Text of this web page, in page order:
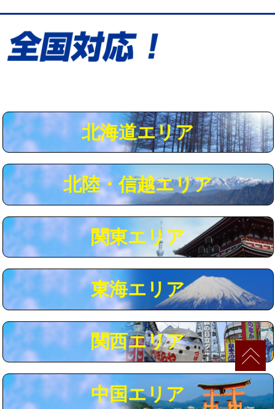
給水管工事※（土の掘削・埋め戻し作
業)
用（追加）/3ｍ超え)
給水管工事※（ライニング鋼管・銅
44,000円
給水管工事※（ライニング鋼管・銅
管・ポリ管・HT管使用/3ｍ超え)
+8,800円
マス交換（土の掘削・埋め戻し作業） 11,000円~
マス交換（深さ50㎝未満） 55,000円
マス交換（深さ50㎝以上） 66,000円
コンクリート斫り（厚さ10㎝まで） 27,500円
コンクリート斫り（厚さ10㎝超え） 38,500円
モルタル補修（厚さ10㎝まで） 27,500円
追加人工 16,500円
北海道エリア
北陸・信越エリア
関東エリア
東海エリア
関西エリア
中国エリア